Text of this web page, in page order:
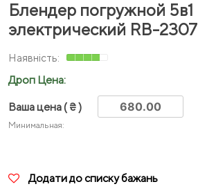
Блендер погружной 5в1
электрический RB-2307
Дроп Цена:
Ваша цена( ₴ )
Минимальная:
Додати до списку бажань